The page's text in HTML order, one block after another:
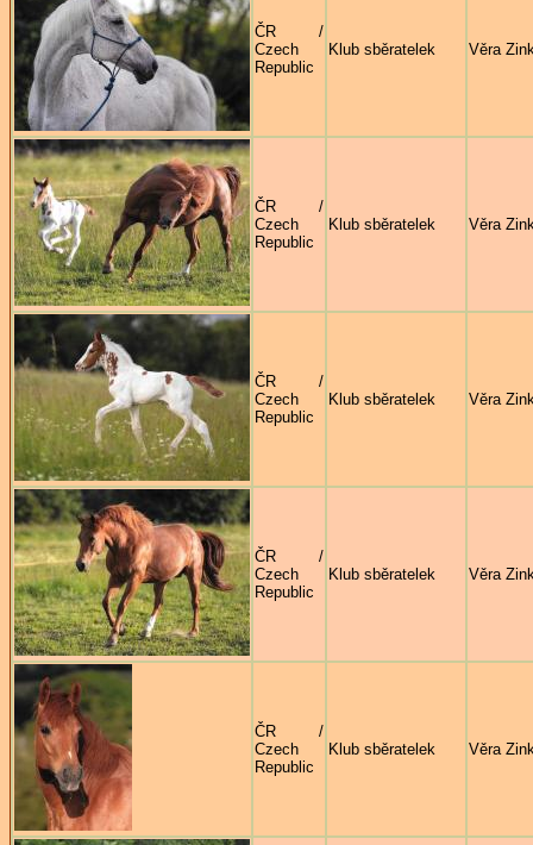
ČR /
Czech
Republic
Klub sběratelek Věra
ČR /
Czech
Republic
Klub sběratelek Věra
ČR /
Czech
Republic
Klub sběratelek Věra
ČR /
Czech
Republic
Klub sběratelek Věra
ČR /
Czech
Republic
Klub sběratelek Věra